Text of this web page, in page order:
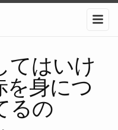
メニ
てはいけ
を身につ
るの